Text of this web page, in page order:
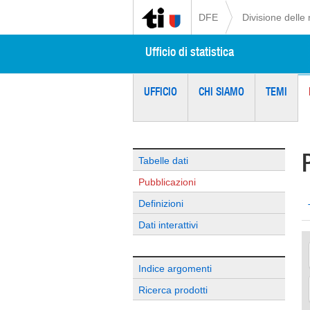
DFE Divisione delle
Ufficio di statistica
UFFICIO CHI SIAMO TEMI
Tabelle dati
Pubblicazioni
Definizioni
Dati interattivi
Indice argomenti
Ricerca prodotti